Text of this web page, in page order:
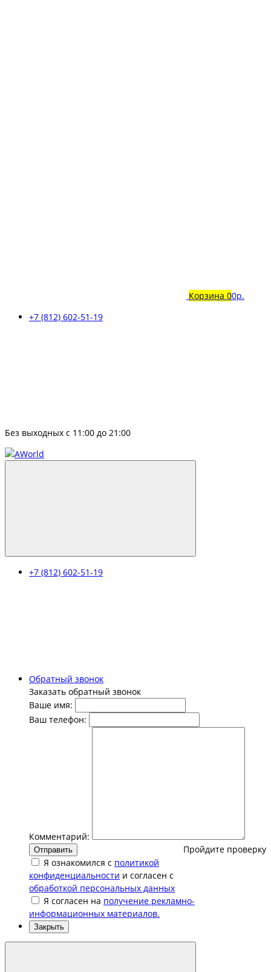
Корзина 00р.
+7 (812) 602-51-19
Без выходных с 11:00 до 21:00
+7 (812) 602-51-19
Обратный звонок
Заказать обратный звонок
Ваше имя:
Ваш телефон:
Комментарий:
Пройдите проверку
Отправить
Я ознакомился с политикой
конфиденциальности и согласен с
обработкой персональных данных
Я согласен на получение рекламно-
информационных материалов.
Закрыть